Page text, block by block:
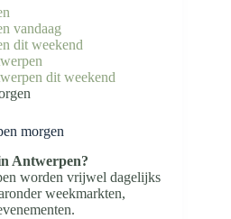
vandaag
dit weekend
dit weekend
morgen
Antwerpen?
worden vrijwel dagelijks
weekmarkten,